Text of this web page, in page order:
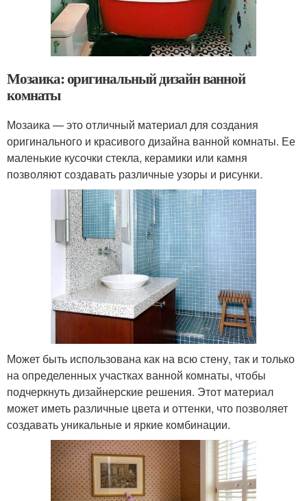
Мозаика: оригинальный дизайн ванной
комнаты
Мозаика — это отличный материал для создания
оригинального и красивого дизайна ванной комнаты. Ее
маленькие кусочки стекла, керамики или камня
позволяют создавать различные узоры и рисунки.
Может быть использована как на всю стену, так и только
на определенных участках ванной комнаты, чтобы
подчеркнуть дизайнерские решения. Этот материал
может иметь различные цвета и оттенки, что позволяет
создавать уникальные и яркие комбинации.